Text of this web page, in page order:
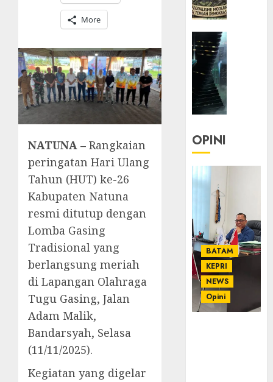
More
NATUNA – Rangkaian
peringatan Hari Ulang
Tahun (HUT) ke-26
Kabupaten Natuna
resmi ditutup dengan
Lomba Gasing
Tradisional yang
berlangsung meriah
di Lapangan Olahraga
Tugu Gasing, Jalan
Adam Malik,
Bandarsyah, Selasa
(11/11/2025).
Kegiatan yang digelar
OPINI
BATAM
KEPRI
NEWS
Opini